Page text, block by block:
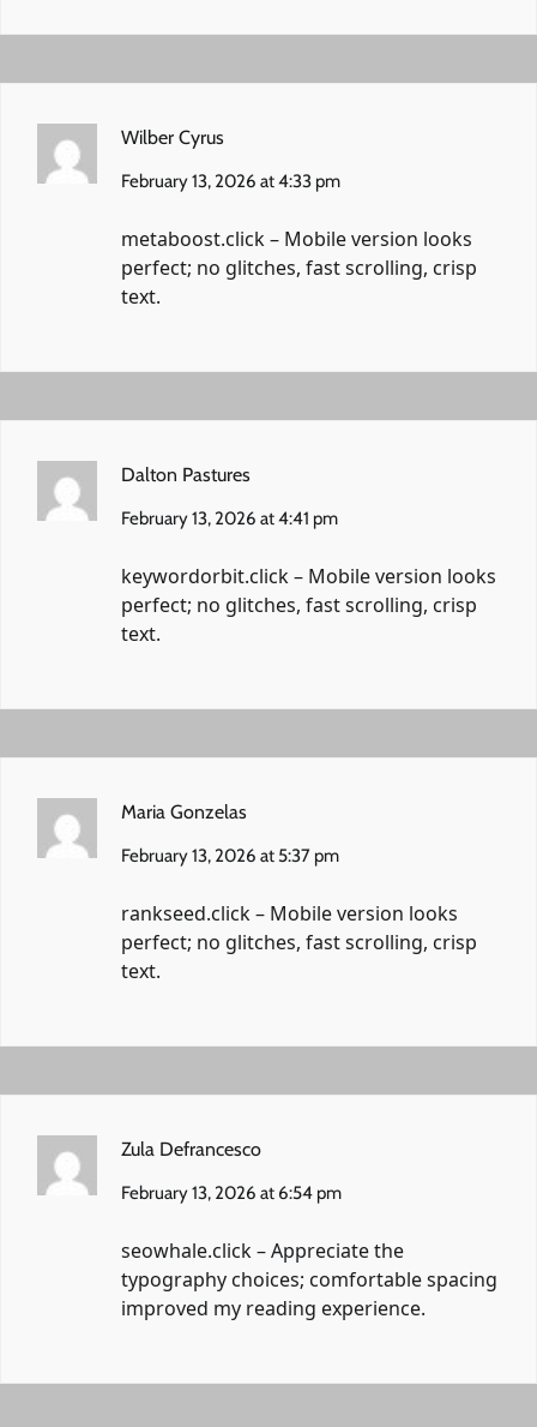
Wilber Cyrus
February 13, 2026 at 4:33 pm
metaboost.click– Mobile version looks
perfect; no glitches, fast scrolling, crisp
text.
Dalton Pastures
February 13, 2026 at 4:41 pm
keywordorbit.click– Mobile version looks
perfect; no glitches, fast scrolling, crisp
text.
Maria Gonzelas
February 13, 2026 at 5:37 pm
rankseed.click– Mobile version looks
perfect; no glitches, fast scrolling, crisp
text.
Zula Defrancesco
February 13, 2026 at 6:54 pm
seowhale.click– Appreciate the
typography choices; comfortable spacing
improved my reading experience.